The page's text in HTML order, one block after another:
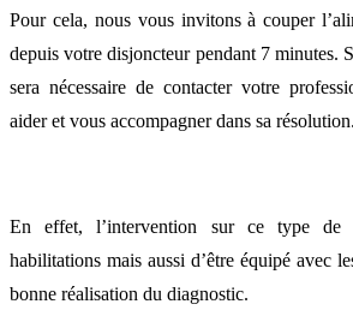
Pour cela, nous vous invitons à couper
depuis votre disjoncteur pendant 7 minutes.
sera nécessaire de contacter votre
aider et vous accompagner dans sa résolution.
En effet, l’intervention sur ce type de
habilitations mais aussi d’être équipé avec
bonne réalisation du diagnostic.